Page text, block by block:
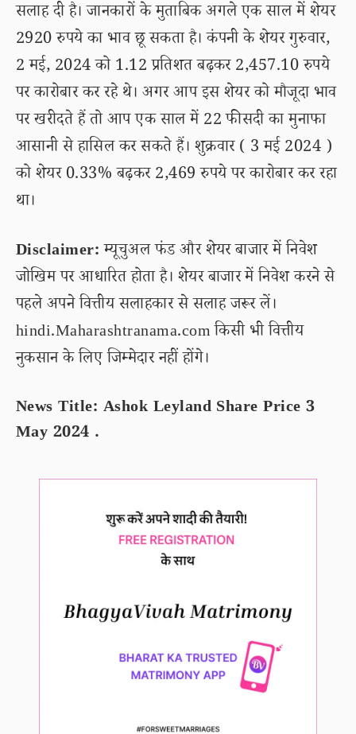
सलाह दी है। जानकारों के मुताबिक अगले एक साल में शेयर
2920 रुपये का भाव छू सकता है। कंपनी के शेयर गुरुवार,
2 मई, 2024 को 1.12 प्रतिशत बढ़कर 2,457.10 रुपये
पर कारोबार कर रहे थे। अगर आप इस शेयर को मौजूदा भाव
पर खरीदते हैं तो आप एक साल में 22 फीसदी का मुनाफा
आसानी से हासिल कर सकते हैं। शुक्रवार ( 3 मई 2024 )
को शेयर 0.33% बढ़कर 2,469 रुपये पर कारोबार कर रहा
था।
Disclaimer:म्यूचुअल फंड और शेयर बाजार में निवेश
जोखिम पर आधारित होता है। शेयर बाजार में निवेश करने से
पहले अपने वित्तीय सलाहकार से सलाह जरूर लें।
hindi.Maharashtranama.com किसी भी वित्तीय
नुकसान के लिए जिम्मेदार नहीं होंगे।
News Title: Ashok Leyland Share Price 3
May 2024 .